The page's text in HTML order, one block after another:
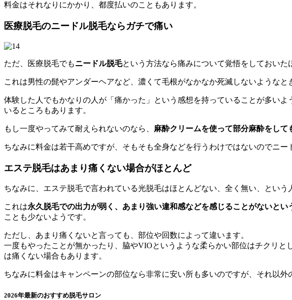
料金はそれなりにかかり、都度払いのこともあります。
医療脱毛のニードル脱毛ならガチで痛い
ただ、医療脱毛でもニードル脱毛という方法なら痛みについて覚悟をしておいた
これは男性の髭やアンダーヘアなど、濃くて毛根がなかなか死滅しないような
体験した人でもかなりの人が「痛かった」という感想を持っていることが多い
いるところもあります。
もし一度やってみて耐えられないのなら、 麻酔クリームを使って部分麻酔をして
ちなみに料金は若干高めですが、そもそも全身などを行うわけではないのでニー
エステ脱毛はあまり痛くない場合がほとんど
ちなみに、エステ脱毛で言われている光脱毛はほとんどない、全く無い、という
これは永久脱毛での出力が弱く、あまり強い違和感などを感じることがないとい
ことも少ないようです。
ただし、あまり痛くないと言っても、部位や回数によって違います。
一度もやったことが無かったり、脇やVIOというような柔らかい部位はチクリ
は痛くない場合もあります。
ちなみに料金はキャンペーンの部位なら非常に安い所も多いのですが、それ以外
2026年最新のおすすめ脱毛サロン